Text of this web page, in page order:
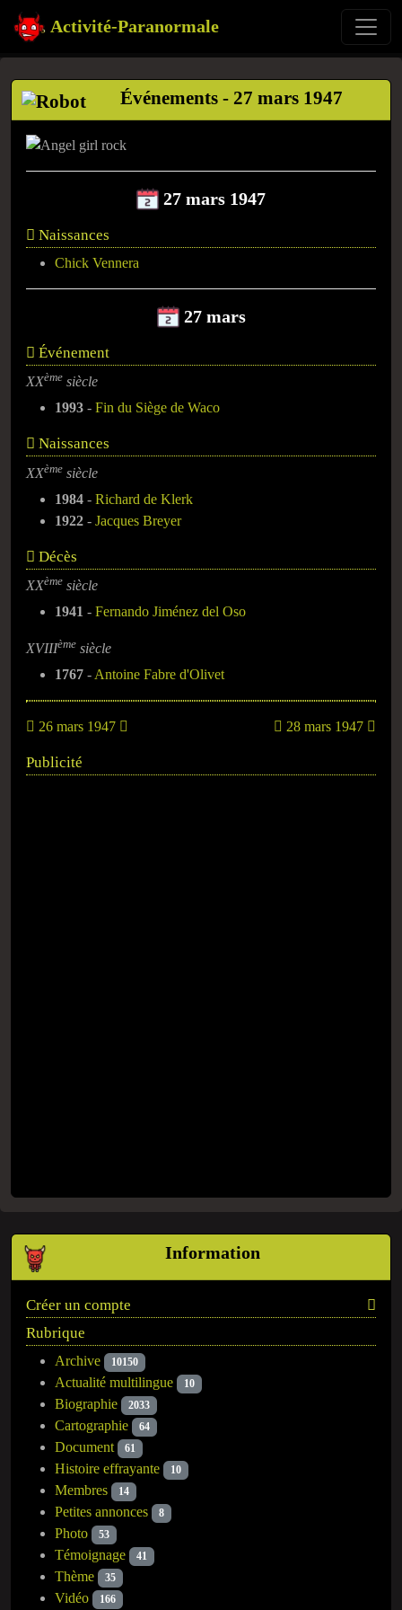
Activité-Paranormale
Information
Créer un compte
Rubrique
Archive 10150
Actualité multilingue 10
Biographie 2033
Cartographie 64
Document 61
Histoire effrayante 10
Membres 14
Petites annonces 8
Photo 53
Témoignage 41
Thème 35
Vidéo 166
Événements - 27 mars 1947
27 mars 1947
Naissances
Chick Vennera
27 mars
Événement
XXème siècle
1993 - Fin du Siège de Waco
Naissances
XXème siècle
1984 - Richard de Klerk
1922 - Jacques Breyer
Décès
XXème siècle
1941 - Fernando Jiménez del Oso
XVIIIème siècle
1767 - Antoine Fabre d'Olivet
26 mars 1947 28 mars 1947
Publicité